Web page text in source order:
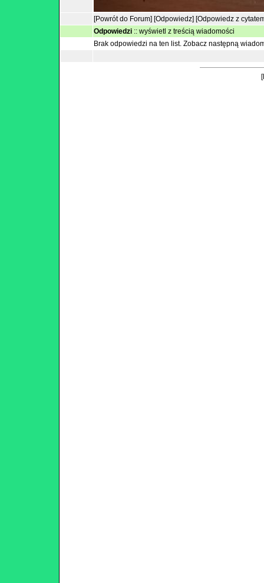
[Powrót do Forum] [Odpowiedz] [Odpowiedz z
Odpowiedzi :: wyświetl z treścią wiadomości
Brak odpowiedzi na ten list. Zobacz następną